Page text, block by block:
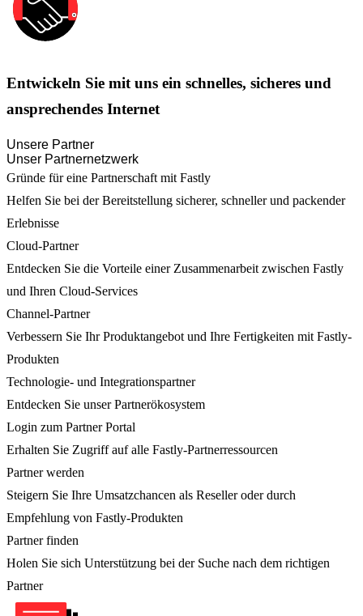
Entwickeln Sie mit uns ein schnelles, sicheres und
ansprechendes Internet
Unsere Partner
Unser Partnernetzwerk
Gründe für eine Partnerschaft mit Fastly
Helfen Sie bei der Bereitstellung sicherer, schneller und packender
Erlebnisse
Cloud-Partner
Entdecken Sie die Vorteile einer Zusammenarbeit zwischen Fastly
und Ihren Cloud-Services
Channel-Partner
Verbessern Sie Ihr Produktangebot und Ihre Fertigkeiten mit Fastly-
Produkten
Technologie- und Integrationspartner
Entdecken Sie unser Partnerökosystem
Login zum Partner Portal
Erhalten Sie Zugriff auf alle Fastly-Partnerressourcen
Partner werden
Steigern Sie Ihre Umsatzchancen als Reseller oder durch
Empfehlung von Fastly-Produkten
Partner finden
Holen Sie sich Unterstützung bei der Suche nach dem richtigen
Partner